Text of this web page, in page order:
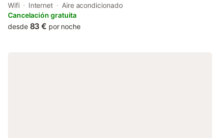
free WiFi, each with a private bathroom. Guests can enjoy city
views.
Wifi Internet
Aire acondicionado
Cancelación gratuita
desde 83 € por noche